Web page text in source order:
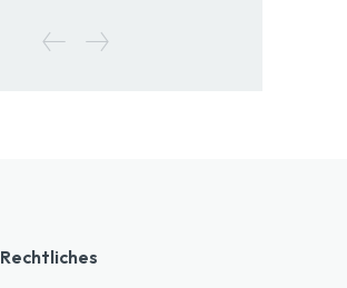
Rechtliches